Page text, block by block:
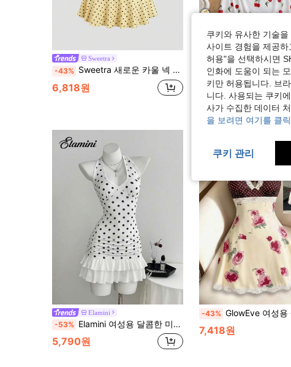
Sweetra
-43% Sweetra 새로운 카울 넥 타이 스트랩 미니 드레스, 보헤미안 스타일, 비대칭 밑단, 휴가와 외출에 적합
6,818원
Soleia
-24% Soleia 여성 여름 휴가 블루 & 화이트 플로
12,990원
Elamini
-53% Elamini 여성용 달콤한 미니멀리스트 섹시 폴카 도트 홀터넥 러플 드레스
5,790원
-43% GlowEve 여성용 섹시한 스파게티 스트랩 허리 밴딩 A라인 미니 드레스, 프린트 컬러블록, 폴카 도트 패턴, 플로럴 드레스, 여성 캐주얼 비치 휴가 여행
7,418원
쿠키와 유사한 기술
사이트 경험을 제공
허용"을 선택하시면
인화에 도움이 되는
키만 허용됩니다. 브
니다. 사용되는 쿠키
사가 수집한 데이터
을 보려면 여기를 클릭
쿠키 관리